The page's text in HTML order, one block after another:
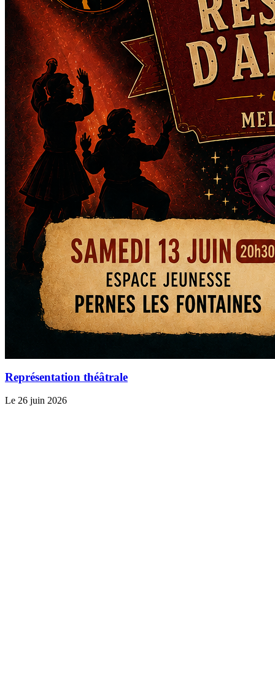
Représentation théâtrale
Le 26 juin 2026